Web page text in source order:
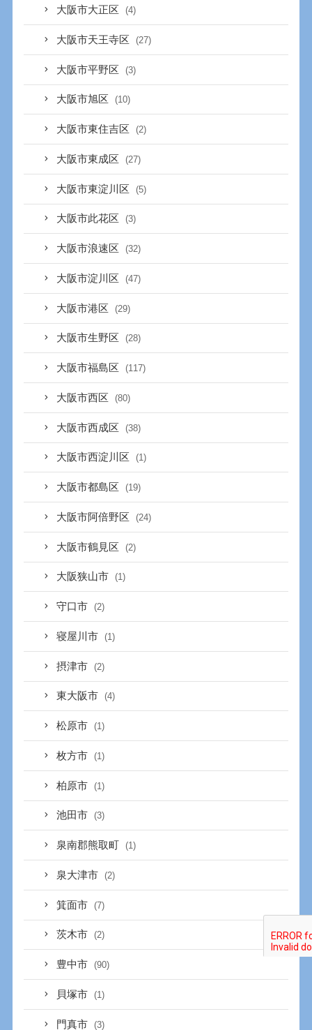
大阪市大正区 (4)
大阪市天王寺区 (27)
大阪市平野区 (3)
大阪市旭区 (10)
大阪市東住吉区 (2)
大阪市東成区 (27)
大阪市東淀川区 (5)
大阪市此花区 (3)
大阪市浪速区 (32)
大阪市淀川区 (47)
大阪市港区 (29)
大阪市生野区 (28)
大阪市福島区 (117)
大阪市西区 (80)
大阪市西成区 (38)
大阪市西淀川区 (1)
大阪市都島区 (19)
大阪市阿倍野区 (24)
大阪市鶴見区 (2)
大阪狭山市 (1)
守口市 (2)
寝屋川市 (1)
摂津市 (2)
東大阪市 (4)
松原市 (1)
枚方市 (1)
柏原市 (1)
池田市 (3)
泉南郡熊取町 (1)
泉大津市 (2)
箕面市 (7)
茨木市 (2)
豊中市 (90)
貝塚市 (1)
門真市 (3)